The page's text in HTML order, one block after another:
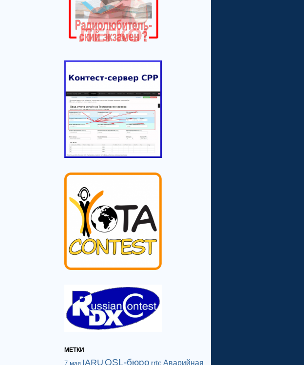
МЕТКИ
7 мая IARU QSL-бюро rrtc Аварийная